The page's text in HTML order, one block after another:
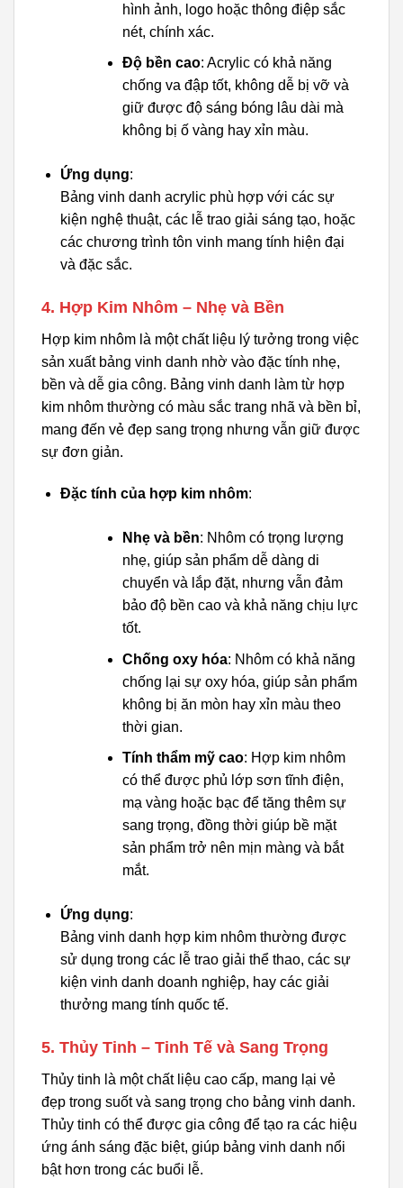
hình ảnh, logo hoặc thông điệp sắc
nét, chính xác.
Độ bền cao: Acrylic có khả năng
chống va đập tốt, không dễ bị vỡ và
giữ được độ sáng bóng lâu dài mà
không bị ố vàng hay xỉn màu.
Ứng dụng:
Bảng vinh danh acrylic phù hợp với các sự
kiện nghệ thuật, các lễ trao giải sáng tạo, hoặc
các chương trình tôn vinh mang tính hiện đại
và đặc sắc.
4. Hợp Kim Nhôm – Nhẹ và Bền
Hợp kim nhôm là một chất liệu lý tưởng trong việc
sản xuất bảng vinh danh nhờ vào đặc tính nhẹ,
bền và dễ gia công. Bảng vinh danh làm từ hợp
kim nhôm thường có màu sắc trang nhã và bền bỉ,
mang đến vẻ đẹp sang trọng nhưng vẫn giữ được
sự đơn giản.
Đặc tính của hợp kim nhôm:
Nhẹ và bền: Nhôm có trọng lượng
nhẹ, giúp sản phẩm dễ dàng di
chuyển và lắp đặt, nhưng vẫn đảm
bảo độ bền cao và khả năng chịu lực
tốt.
Chống oxy hóa: Nhôm có khả năng
chống lại sự oxy hóa, giúp sản phẩm
không bị ăn mòn hay xỉn màu theo
thời gian.
Tính thẩm mỹ cao: Hợp kim nhôm
có thể được phủ lớp sơn tĩnh điện,
mạ vàng hoặc bạc để tăng thêm sự
sang trọng, đồng thời giúp bề mặt
sản phẩm trở nên mịn màng và bắt
mắt.
Ứng dụng:
Bảng vinh danh hợp kim nhôm thường được
sử dụng trong các lễ trao giải thể thao, các sự
kiện vinh danh doanh nghiệp, hay các giải
thưởng mang tính quốc tế.
5. Thủy Tinh – Tinh Tế và Sang Trọng
Thủy tinh là một chất liệu cao cấp, mang lại vẻ
đẹp trong suốt và sang trọng cho bảng vinh danh.
Thủy tinh có thể được gia công để tạo ra các hiệu
ứng ánh sáng đặc biệt, giúp bảng vinh danh nổi
bật hơn trong các buổi lễ.